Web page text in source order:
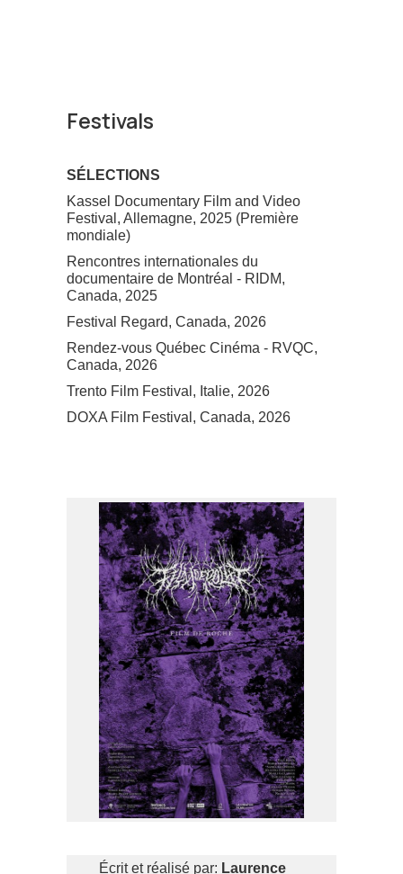
Festivals
SÉLECTIONS
Kassel Documentary Film and Video
Festival, Allemagne, 2025 (Première
mondiale)
Rencontres internationales du
documentaire de Montréal - RIDM,
Canada, 2025
Festival Regard, Canada, 2026
Rendez-vous Québec Cinéma - RVQC,
Canada, 2026
Trento Film Festival, Italie, 2026
DOXA Film Festival, Canada, 2026
Écrit et réalisé par: Laurence